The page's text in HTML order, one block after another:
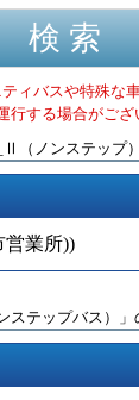
ィバスや特殊な
行する場合がござ
（ノンステップ）
営業所))
ステップバス）」